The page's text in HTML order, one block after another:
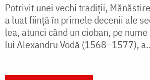
Potrivit unei vechi tradiții,
a luat ființă în primele decenii ale
lea, atunci când un cioban, pe
lui Alexandru Vodă (1568–1577),